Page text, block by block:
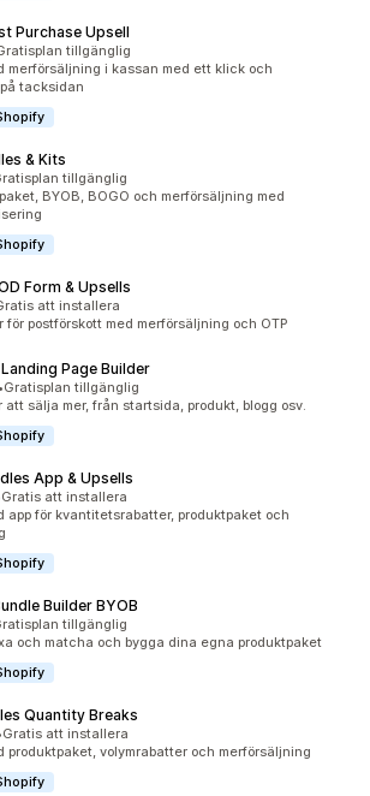
Purchase Upsell
totalt
tillgänglig
merförsäljning i kassan med ett klick och
tacksidan
& Kits
totalt
tillgänglig
BYOB, BOGO och merförsäljning med
Form & Upsells
totaltatt installera
för postförskott med merförsäljning och OTP
Page Builder
totalt
•Gratisplan tillgänglig
att sälja mer, från startsida, produkt, blogg osv.
App & Upsells
totalt
Gratis att installera
app för kvantitetsrabatter, produktpaket och
Builder BYOB
totalt tillgänglig
och matcha och bygga dina egna produktpaket
Quantity Breaks
totalt
Gratis att installera
produktpaket, volymrabatter och merförsäljning